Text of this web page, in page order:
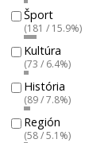
Šport
(181 / 15.9%)
Kultúra
(73 / 6.4%)
História
(89 / 7.8%)
Región
(58 / 5.1%)